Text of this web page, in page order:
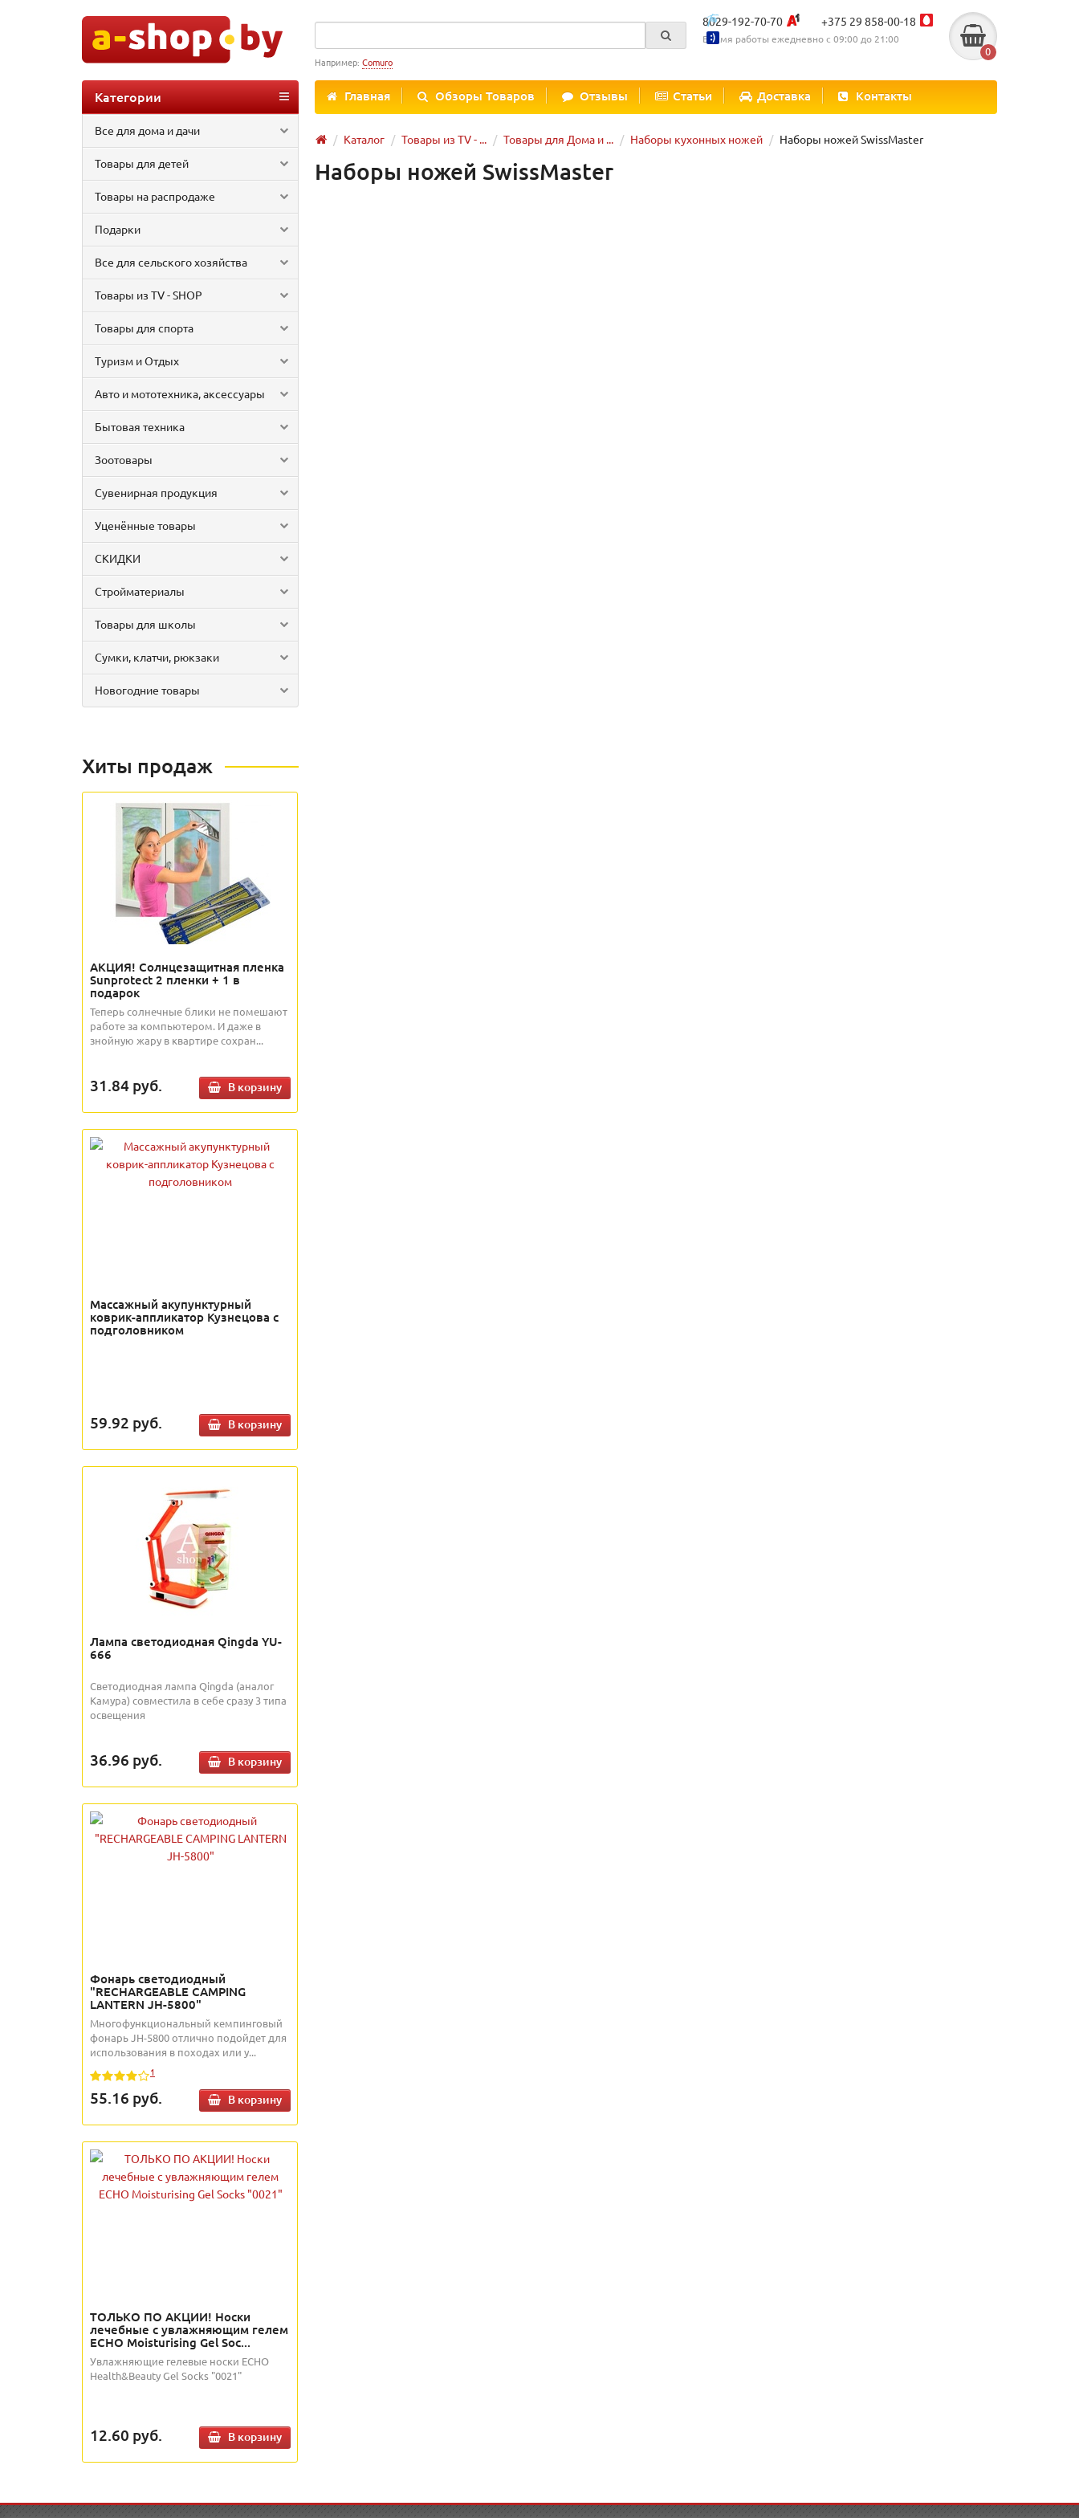
8029-192-70-70 +375 29 858-00-18
Время работы ежедневно с 09:00 до 21:00
0
Например: Comuro
Главная Обзоры Товаров Отзывы Статьи Доставка Контакты
Категории
Все для дома и дачи
Товары для детей
Товары на распродаже
Подарки
Все для сельского хозяйства
Товары из TV - SHOP
Товары для спорта
Туризм и Отдых
Авто и мототехника, аксессуары
Бытовая техника
Зоотовары
Сувенирная продукция
Уценённые товары
СКИДКИ
Стройматериалы
Товары для школы
Сумки, клатчи, рюкзаки
Новогодние товары
Каталог Товары из TV - ... Товары для Дома и ... Наборы кухонных ножей Наборы ножей SwissMaster
Хиты продаж
АКЦИЯ! Солнцезащитная пленка
Sunprotect 2 пленки + 1 в
подарок
Теперь солнечные блики не помешают
работе за компьютером. И даже в
знойную жару в квартире сохран...
31.84 руб. В корзину
Массажный акупунктурный
коврик-аппликатор Кузнецова с
подголовником
59.92 руб. В корзину
Лампа светодиодная Qingda YU-
666
Светодиодная лампа Qingda (аналог
Камура) совместила в себе сразу 3 типа
освещения
36.96 руб. В корзину
Фонарь светодиодный
"RECHARGEABLE CAMPING
LANTERN JH-5800"
Многофункциональный кемпинговый
фонарь JH-5800 отлично подойдет для
использования в походах или у...
1
55.16 руб. В корзину
ТОЛЬКО ПО АКЦИИ! Носки
лечебные с увлажняющим гелем
ECHO Moisturising Gel Soc...
Увлажняющие гелевые носки ECHO
Health&Beauty Gel Socks "0021"
12.60 руб. В корзину
Наборы ножей SwissMaster